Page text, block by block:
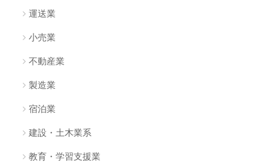
運送業
小売業
不動産業
製造業
宿泊業
建設・土木業系
教育・学習支援業